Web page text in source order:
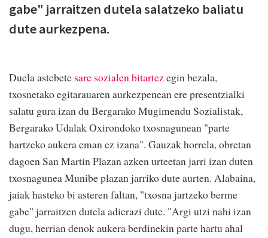
gabe" jarraitzen dutela salatzeko baliatu
dute aurkezpena.
Duela astebete sare sozialen bitartezegin bezala,
txosnetako egitarauaren aurkezpenean ere presentzialki
salatu gura izan du Bergarako Mugimendu Sozialistak,
Bergarako Udalak Oxirondoko txosnagunean "parte
hartzeko aukera eman ez izana". Gauzak horrela, obretan
dagoen San Martin Plazan azken urteetan jarri izan duten
txosnagunea Munibe plazan jarriko dute aurten. Alabaina,
jaiak hasteko bi asteren faltan, "txosna jartzeko berme
gabe" jarraitzen dutela adierazi dute. "Argi utzi nahi izan
dugu, herrian denok aukera berdinekin parte hartu ahal